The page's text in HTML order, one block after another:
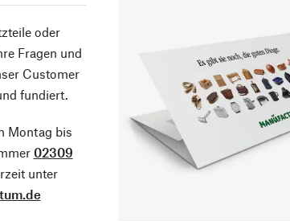
oder
Fragen und
Customer
fundiert.
Montag bis
02309
unter